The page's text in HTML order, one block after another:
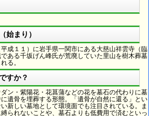
始まり）
成１１）に岩手県一関市にある大慈山祥雲寺（臨
ある千坂げん峰氏が荒廃していた里山を樹木葬墓
る。
すか？
ン・紫陽花・花菖蒲などの花を墓石の代わりに墓
遺骨を埋葬する形態。「遺骨が自然に還る」とい
新しい墓地として環境面でも注目されている。ま
られないことや、墓石よりも低費用で済むといっ